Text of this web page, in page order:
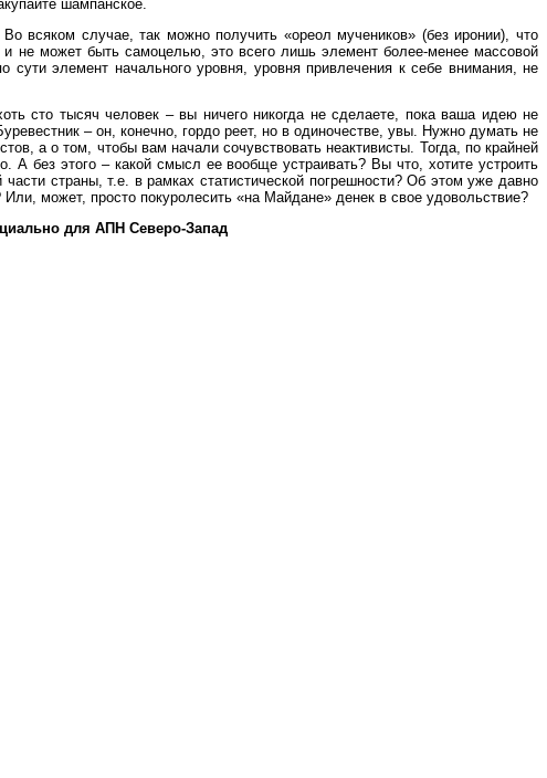
шампанское.
всяком случае, так можно получить «ореол мучеников» (без иронии), что
не может быть самоцелью, это всего лишь элемент более-менее массовой
сути элемент начального уровня, уровня привлечения к себе внимания, не
сто тысяч человек – вы ничего никогда не сделаете, пока ваша идею не
– он, конечно, гордо реет, но в одиночестве, увы. Нужно думать не
а о том, чтобы вам начали сочувствовать неактивисты. Тогда, по крайней
без этого – какой смысл ее вообще устраивать? Вы что, хотите устроить
страны, т.е. в рамках статистической погрешности? Об этом уже давно
может, просто покуролесить «на Майдане» денек в свое удовольствие?
для АПН Северо-Запад